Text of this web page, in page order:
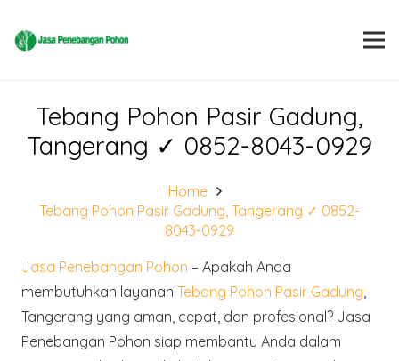
Tebang Pohon Pasir Gadung,
Tangerang ✓ 0852-8043-0929
Home
Tebang Pohon Pasir Gadung, Tangerang ✓ 0852-
8043-0929
Jasa Penebangan Pohon – Apakah Anda
membutuhkan layanan Tebang Pohon Pasir Gadung,
Tangerang yang aman, cepat, dan profesional? Jasa
Penebangan Pohon siap membantu Anda dalam